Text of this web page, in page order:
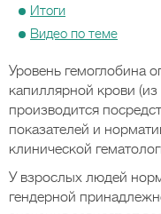
Итоги
Видео по теме
Уровень гемоглобина
капиллярной крови (из
производится
показателей и
клинической
У взрослых людей
гендерной